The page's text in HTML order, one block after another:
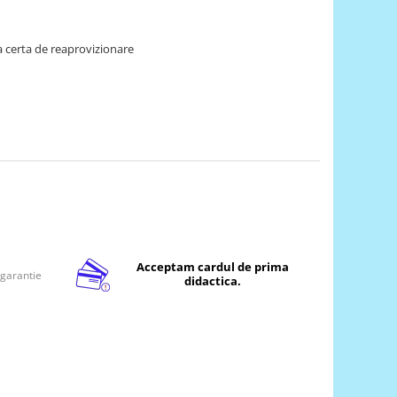
de reaprovizionare
Acceptam cardul de prima
didactica.